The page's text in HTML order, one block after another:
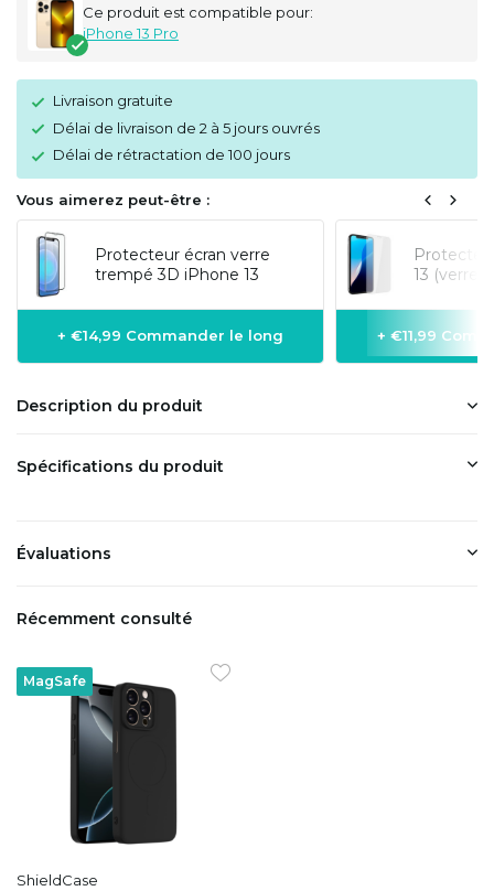
Ce produit est compatible pour:
iPhone 13 Pro
Livraison gratuite
Délai de livraison de 2 à 5 jours ouvrés
Délai de rétractation de 100 jours
Vous aimerez peut-être :
Protecteur écran verre
trempé 3D iPhone 13
+ €14,99 Commander le long
13 (verre
+ €11,99
Description du produit
Spécifications du produit
Évaluations
Récemment consulté
MagSafe
ShieldCase